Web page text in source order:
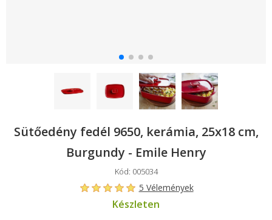
Sütőedény fedél 9650, kerámia, 25x18 cm,
Burgundy - Emile Henry
Kód: 005034
5 Vélemények
Készleten